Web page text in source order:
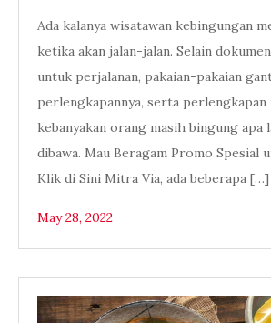
Ada kalanya wisatawan kebingungan
ketika akan jalan-jalan. Selain
untuk perjalanan, pakaian-pakaian
perlengkapannya, serta perlengkapan
kebanyakan orang masih bingung apa
dibawa. Mau Beragam Promo Spesial
Klik di Sini Mitra Via, ada beberapa […]
May 28, 2022